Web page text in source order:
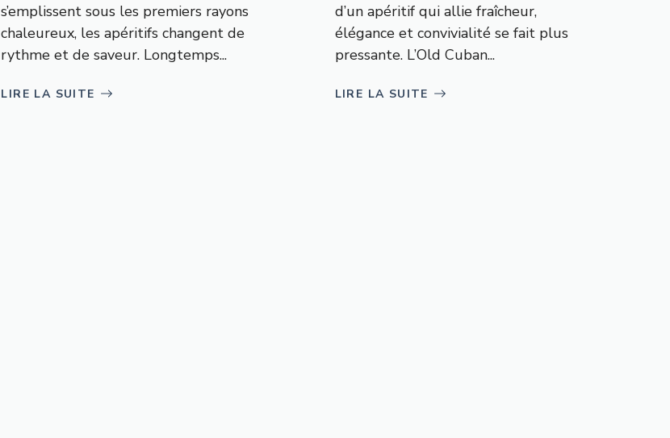
s’emplissent sous les premiers rayons
chaleureux, les apéritifs changent de
rythme et de saveur. Longtemps...
LIRE LA SUITE
d’un apéritif qui allie fraîcheur,
élégance et convivialité se fait plus
pressante. L’Old Cuban...
LIRE LA SUITE